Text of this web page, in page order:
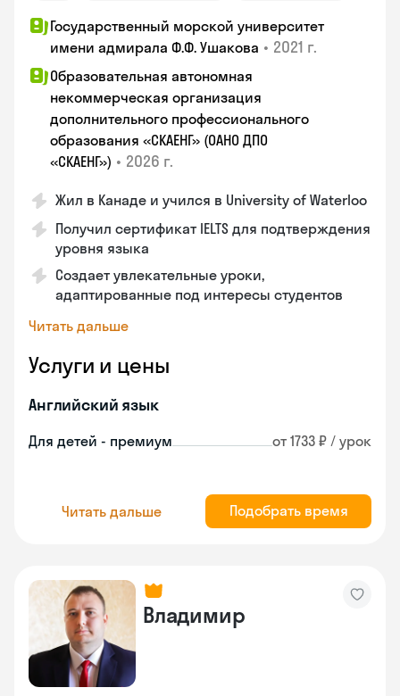
Государственный морской университет
имени адмирала Ф.Ф. Ушакова • 2021 г.
Образовательная автономная
некоммерческая организация
дополнительного профессионального
образования «СКАЕНГ» (ОАНО ДПО
«СКАЕНГ») • 2026 г.
Жил в Канаде и учился в University of Waterloo
Получил сертификат IELTS для подтверждения
уровня языка
Создает увлекательные уроки,
адаптированные под интересы студентов
Читать дальше
Услуги и цены
Английский язык
Для детей - премиум от 1733 ₽ / урок
Читать дальше Подобрать время
Владимир